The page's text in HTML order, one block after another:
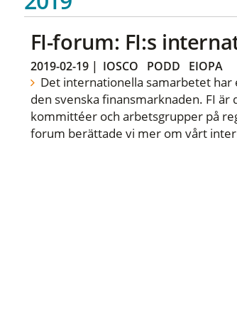
FI-forum: FI:s
2019-02-19| IOSCO PODD EIOPA
Det internationella samarbetet har
den svenska finansmarknaden. FI
kommittéer och arbetsgrupper på
forum berättade vi mer om vårt